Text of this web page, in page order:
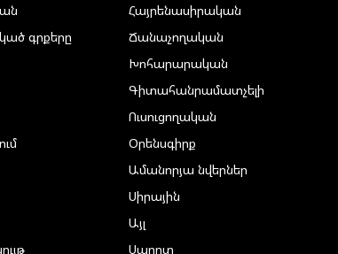
գրքերը
Հայրենասիրական
Ճանաչողական
Խոհարարական
Գիտահանրամատչելի
Ուսուցողական
Օրենսգիրք
Ամանորյա նվերներ
Սիրային
Այլ
Սպորտ